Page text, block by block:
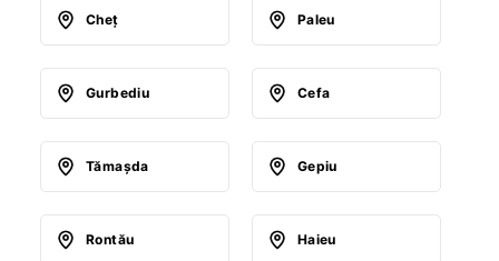
Cheţ Paleu
Gurbediu Cefa
Tămaşda Gepiu
Rontău Haieu